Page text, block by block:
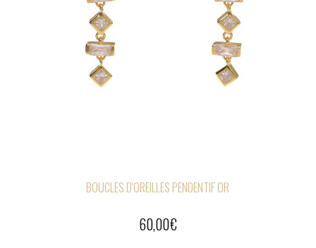
BOUCLES D'OREILLES PENDENTIF OR
60,00€